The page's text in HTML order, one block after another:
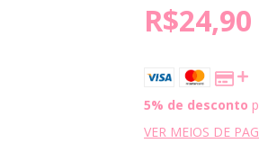
R$24,90
5% de desconto
VER MEIOS DE